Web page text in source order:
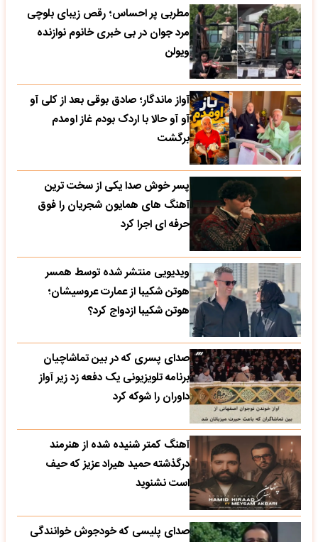
مطربی پر احساس؛ رقص زیبای بلوچی
مرد جوان در بی خبری خانوم نوازنده
ویولن
آواز ماندگار؛ صادق بوقی بعد از کلی آو
آو آو حالا با اردک بودم غاز اومدم
برگشت
پسر خوش صدا یکی از سخت ترین
آهنگ های همایون شجریان را فوق
حرفه ای اجرا کرد
ویدیویی منتشر شده توسط همسر
هوتن شکیبا از عمارت عروسیشان؛
هوتن شکیبا ازدواج کرد؟
صدای پسری که در بین تماشاچیان
برنامه تلویزیونی یک دفعه زد زیر آواز
داوران را شوکه کرد
آهنگ کمتر شنیده شده از هنرمند
درگذشته حمید هیراد عزیز که حیف
است نشنوید
صدای پلیسی که خودجوش خوانندگی